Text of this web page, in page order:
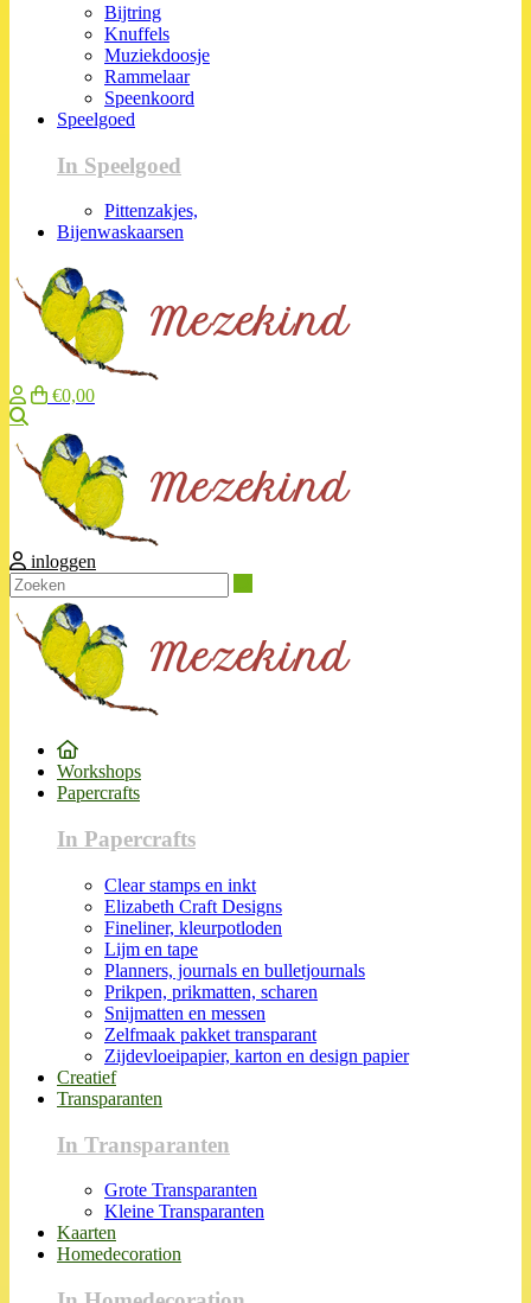
Bijtring
Knuffels
Muziekdoosje
Rammelaar
Speenkoord
Speelgoed
In Speelgoed
Pittenzakjes,
Bijenwaskaarsen
€0,00
inloggen
Workshops
Papercrafts
In Papercrafts
Clear stamps en inkt
Elizabeth Craft Designs
Fineliner, kleurpotloden
Lijm en tape
Planners, journals en bulletjournals
Prikpen, prikmatten, scharen
Snijmatten en messen
Zelfmaak pakket transparant
Zijdevloeipapier, karton en design papier
Creatief
Transparanten
In Transparanten
Grote Transparanten
Kleine Transparanten
Kaarten
Homedecoration